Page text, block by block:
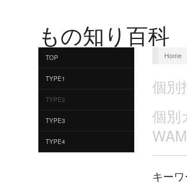
もの知り百科
TOP
TYPE1
TYPE2
TYPE3
TYPE4
Home
個別
個別
キー